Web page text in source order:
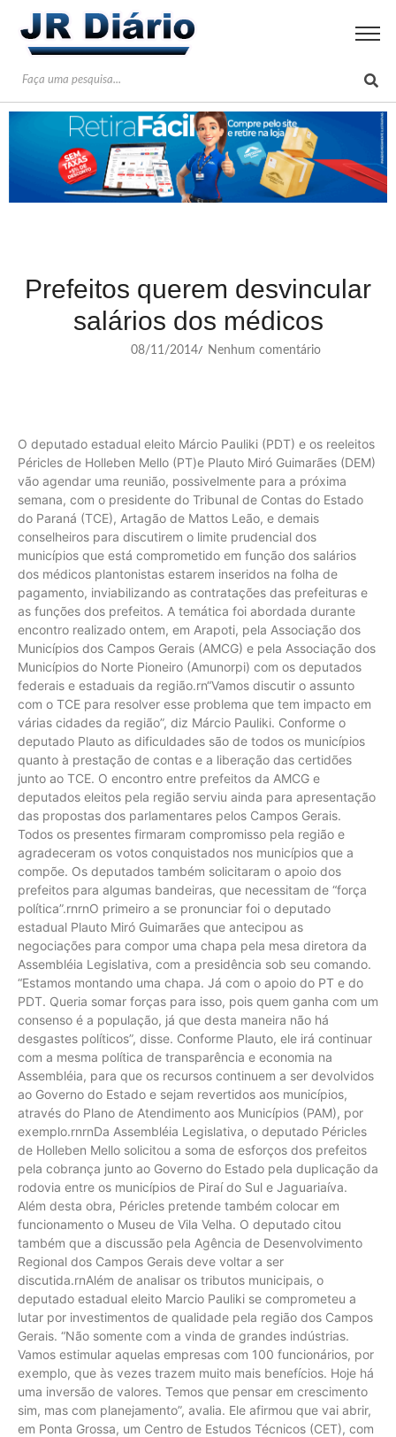
Prefeitos querem desvincular
salários dos médicos
08/11/2014/ Nenhum comentário
O deputado estadual eleito Márcio Pauliki (PDT) e os reeleitos
Péricles de Holleben Mello (PT)e Plauto Miró Guimarães (DEM)
vão agendar uma reunião, possivelmente para a próxima
semana, com o presidente do Tribunal de Contas do Estado
do Paraná (TCE), Artagão de Mattos Leão, e demais
conselheiros para discutirem o limite prudencial dos
municípios que está comprometido em função dos salários
dos médicos plantonistas estarem inseridos na folha de
pagamento, inviabilizando as contratações das prefeituras e
as funções dos prefeitos. A temática foi abordada durante
encontro realizado ontem, em Arapoti, pela Associação dos
Municípios dos Campos Gerais (AMCG) e pela Associação dos
Municípios do Norte Pioneiro (Amunorpi) com os deputados
federais e estaduais da região.rn“Vamos discutir o assunto
com o TCE para resolver esse problema que tem impacto em
várias cidades da região”, diz Márcio Pauliki. Conforme o
deputado Plauto as dificuldades são de todos os municípios
quanto à prestação de contas e a liberação das certidões
junto ao TCE. O encontro entre prefeitos da AMCG e
deputados eleitos pela região serviu ainda para apresentação
das propostas dos parlamentares pelos Campos Gerais.
Todos os presentes firmaram compromisso pela região e
agradeceram os votos conquistados nos municípios que a
compõe. Os deputados também solicitaram o apoio dos
prefeitos para algumas bandeiras, que necessitam de “força
política”.rnrnO primeiro a se pronunciar foi o deputado
estadual Plauto Miró Guimarães que antecipou as
negociações para compor uma chapa pela mesa diretora da
Assembléia Legislativa, com a presidência sob seu comando.
“Estamos montando uma chapa. Já com o apoio do PT e do
PDT. Queria somar forças para isso, pois quem ganha com um
consenso é a população, já que desta maneira não há
desgastes políticos”, disse. Conforme Plauto, ele irá continuar
com a mesma política de transparência e economia na
Assembléia, para que os recursos continuem a ser devolvidos
ao Governo do Estado e sejam revertidos aos municípios,
através do Plano de Atendimento aos Municípios (PAM), por
exemplo.rnrnDa Assembléia Legislativa, o deputado Péricles
de Holleben Mello solicitou a soma de esforços dos prefeitos
pela cobrança junto ao Governo do Estado pela duplicação da
rodovia entre os municípios de Piraí do Sul e Jaguariaíva.
Além desta obra, Péricles pretende também colocar em
funcionamento o Museu de Vila Velha. O deputado citou
também que a discussão pela Agência de Desenvolvimento
Regional dos Campos Gerais deve voltar a ser
discutida.rnAlém de analisar os tributos municipais, o
deputado estadual eleito Marcio Pauliki se comprometeu a
lutar por investimentos de qualidade pela região dos Campos
Gerais. “Não somente com a vinda de grandes indústrias.
Vamos estimular aquelas empresas com 100 funcionários, por
exemplo, que às vezes trazem muito mais benefícios. Hoje há
uma inversão de valores. Temos que pensar em crescimento
sim, mas com planejamento”, avalia. Ele afirmou que vai abrir,
em Ponta Grossa, um Centro de Estudos Técnicos (CET), com